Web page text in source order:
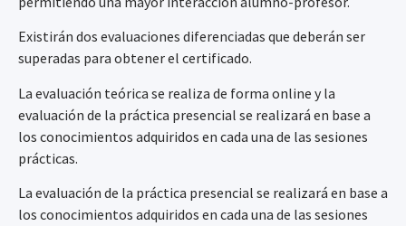
Existirán dos evaluaciones diferenciadas que deberán ser
superadas para obtener el certificado.
La evaluación teórica se realiza de forma online y la
evaluación de la práctica presencial se realizará en base a
los conocimientos adquiridos en cada una de las sesiones
prácticas.
La evaluación de la práctica presencial se realizará en base a
los conocimientos adquiridos en cada una de las sesiones